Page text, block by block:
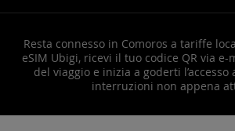
Resta connesso in Comoros a tariffe
eSIM Ubigi, ricevi il tuo codice QR via
del viaggio e inizia a goderti
interruzioni non appena